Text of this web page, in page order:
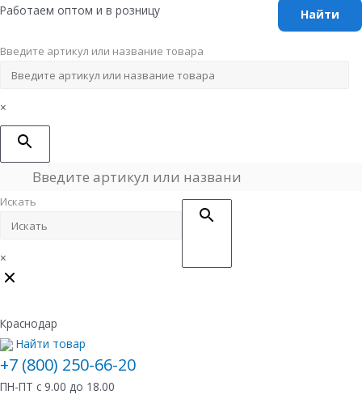
Перейти
содержимому
Работаем оптом и в розницу
Введите артикул или название товара
×
Искать
×
Краснодар
Найти товар
+7 (800) 250-66-20
ПН-ПТ с 9.00 до 18.00